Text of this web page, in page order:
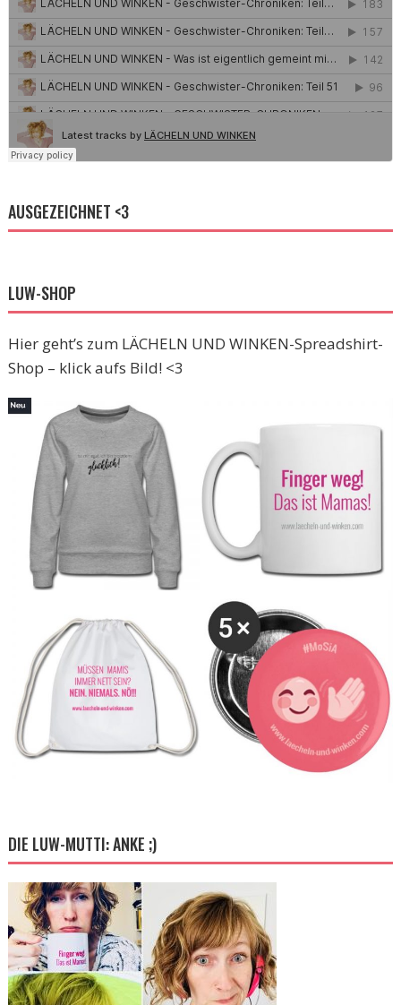
AUSGEZEICHNET <3
LUW-SHOP
Hier geht’s zum LÄCHELN UND WINKEN-Spreadshirt-
Shop – klick aufs Bild! <3
DIE LUW-MUTTI: ANKE ;)